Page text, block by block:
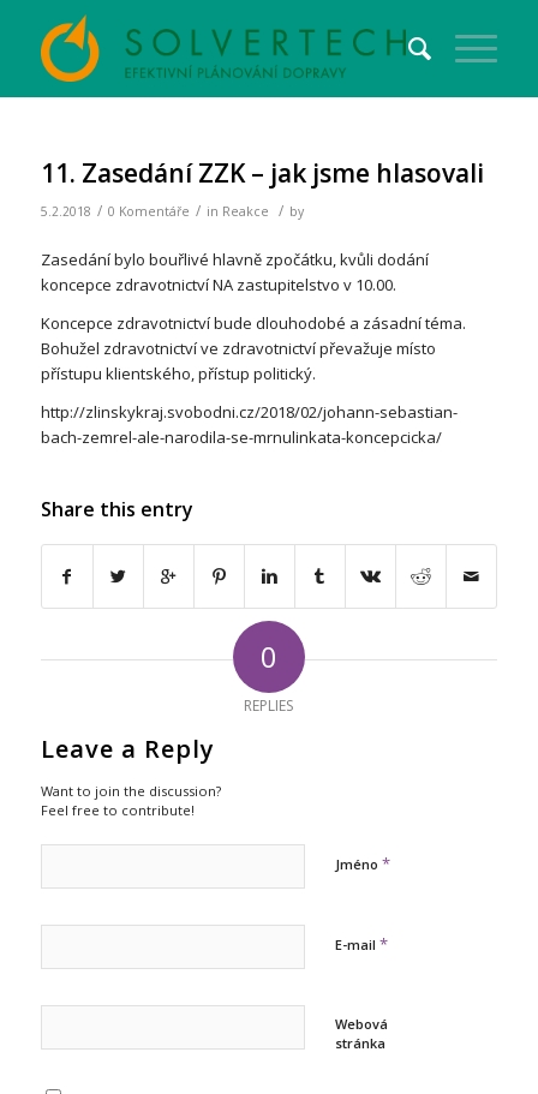
11. Zasedání ZZK – jak jsme hlasovali
5.2.2018 / 0 Komentáře / in Reakce / by
Zasedání bylo bouřlivé hlavně zpočátku, kvůli dodání
koncepce zdravotnictví NA zastupitelstvo v 10.00.
Koncepce zdravotnictví bude dlouhodobé a zásadní téma.
Bohužel zdravotnictví ve zdravotnictví převažuje místo
přístupu klientského, přístup politický.
http://zlinskykraj.svobodni.cz/2018/02/johann-sebastian-
bach-zemrel-ale-narodila-se-mrnulinkata-koncepcicka/
Share this entry
0
REPLIES
Leave a Reply
Want to join the discussion?
Feel free to contribute!
Jméno *
E-mail *
Webová
stránka